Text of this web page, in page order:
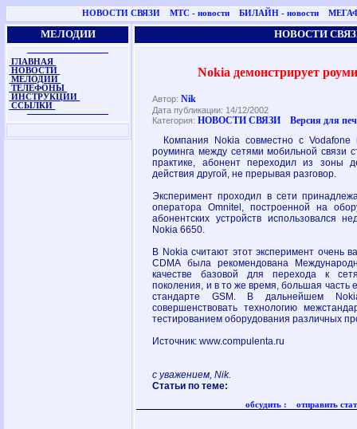
НОВОСТИ СВЯЗИ МТС - новости БИЛАЙН - новости
МЕЛОДИИ
ГЛАВНАЯ
НОВОСТИ
МЕЛОДИИ
ТЕЛЕФОНЫ
ИНСТРУКЦИИ
ССЫЛКИ
НОВОСТИ
Nokia демонстрирует
Автор:Nik
Дата публикации: 14/12/2002
Категория:НОВОСТИ СВЯЗИ
Версия для
Компания Nokia совместно с Vodafone
роуминга между сетями мобильной связи
практике, абонент переходил из зоны
действия другой, не прерывая разговор.
Эксперимент проходил в сети
оператора Omnitel, построенной на
абонентских устройств использовался
Nokia 6650.
В Nokia cчитают этот эксперимент очень
CDMA была рекомендована
качестве базовой для перехода к
поколения, и в то же время, большая часть
стандарте GSM. В дальнейшем
совершенствовать технологию
тестированием оборудования различных
Источник: www.compulenta.ru
с уважением, Nik.
Статьи по теме:
обсудить : отправить